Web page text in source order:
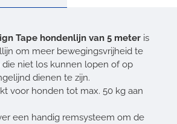
Tape hondenlijn van 5 meter is
om meer bewegingsvrijheid te
niet los kunnen lopen of op
dienen te zijn.
voor honden tot max. 50 kg aan
een handig remsysteem om de